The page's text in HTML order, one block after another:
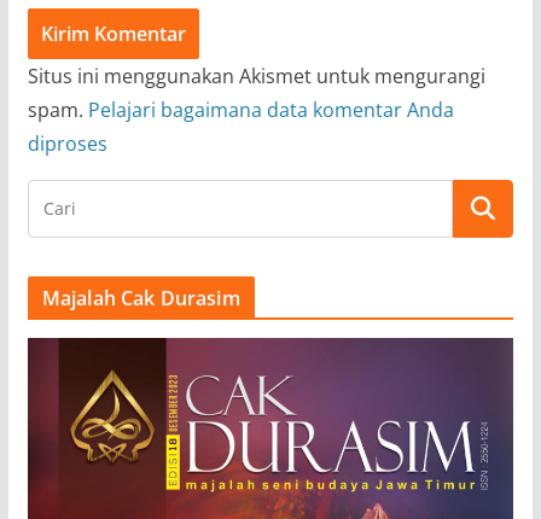
Situs ini menggunakan Akismet untuk mengurangi
spam. Pelajari bagaimana data komentar Anda
diproses
Majalah Cak Durasim